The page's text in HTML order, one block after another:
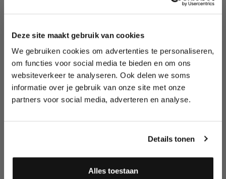
Deze site maakt gebruik van cookies
We gebruiken cookies om advertenties te personaliseren,
om functies voor social media te bieden en om ons
websiteverkeer te analyseren. Ook delen we soms
informatie over je gebruik van onze site met onze
partners voor social media, adverteren en analyse.
Details tonen
Alles toestaan
Productgalerij overslaan
Transformeer je look
met onze Woochie
Prosthetics!
10% korting?
Lees als eerste over nieuwe producten,
tutorials, aanbiedingen, evenementen,
wedstrijden en meer.
Meld je aan en ontvang direct